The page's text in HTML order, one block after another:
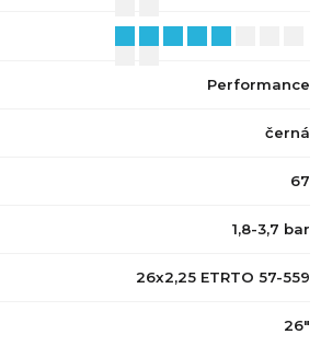
Performance
černá
67
1,8-3,7 bar
26x2,25 ETRTO 57-559
26"